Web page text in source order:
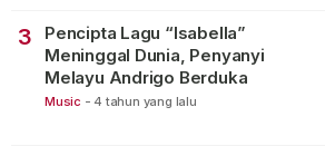
3
Pencipta Lagu “Isabella”
Meninggal Dunia, Penyanyi
Melayu Andrigo Berduka
Music - 4 tahun yang lalu